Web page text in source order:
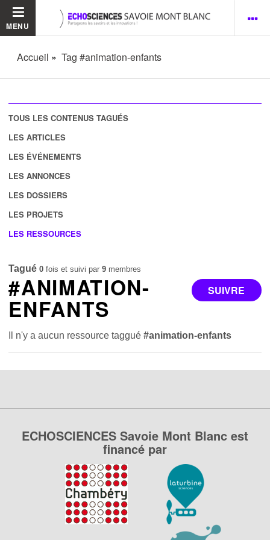
MENU
Accueil Tag #animation-enfants
TOUS LES CONTENUS TAGUÉS
LES ARTICLES
LES ÉVÉNEMENTS
LES ANNONCES
LES DOSSIERS
LES PROJETS
LES RESSOURCES
Tagué 0 fois et suivi par9 membres
SUIVRE
#ANIMATION-
ENFANTS
Il n'y a aucun ressource taggué#animation-enfants
ECHOSCIENCES Savoie Mont Blanc est
financé par